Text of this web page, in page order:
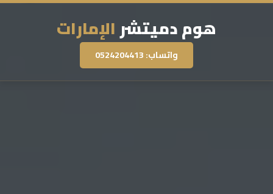
هوم دميتشرالإمارات
واتساب: 0524204413